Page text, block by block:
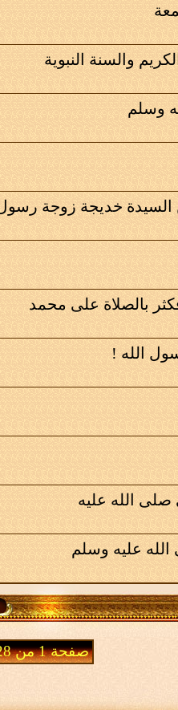
والسنة النبوية
وسلم
السيدة خديجة زوجة رسول
بالصلاة على محمد
الله !
صلى الله عليه
عليه وسلم
صفحة 1 من 28